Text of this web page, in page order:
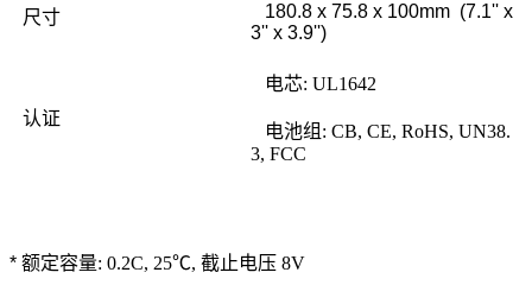
尺寸
180.8 x 75.8 x 100mm (7.1'' x
3'' x 3.9'')
认证
电芯: UL1642
电池组: CB, CE, RoHS, UN38.
3, FCC
* 额定容量: 0.2C, 25℃, 截止电压 8V